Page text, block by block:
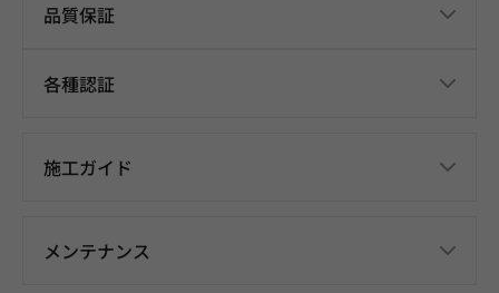
品質保証
各種認証
施工ガイド
メンテナンス